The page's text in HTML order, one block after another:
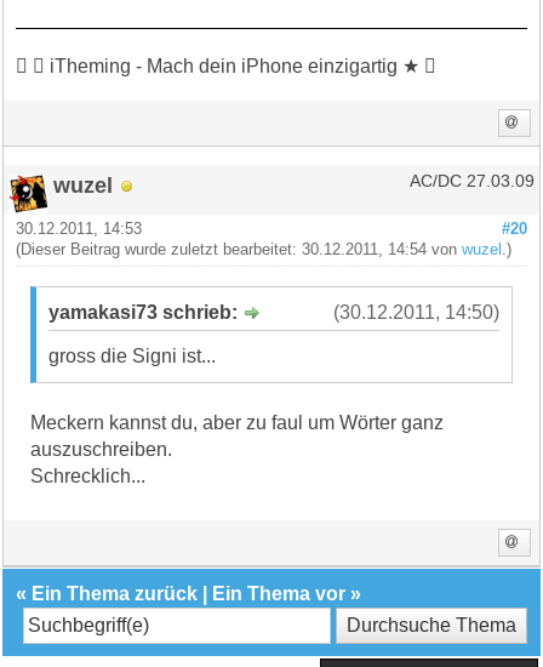
 ★ iTheming - Mach dein iPhone einzigartig ★ 
wuzel AC/DC 27.03.09
#20
30.12.2011, 14:53
(Dieser Beitrag wurde zuletzt bearbeitet: 30.12.2011, 14:54 vonwuzel .)
(30.12.2011, 14:50)
yamakasi73 schrieb:
gross die Signi ist...
Meckern kannst du, aber zu faul um Wörter ganz
auszuschreiben.
Schrecklich...
« Ein Thema zurück Ein Thema vor »